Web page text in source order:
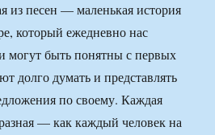
из песен — маленькая история
который ежедневно нас
могут быть понятны с первых
долго думать и представлять
по своему. Каждая
— как каждый человек на